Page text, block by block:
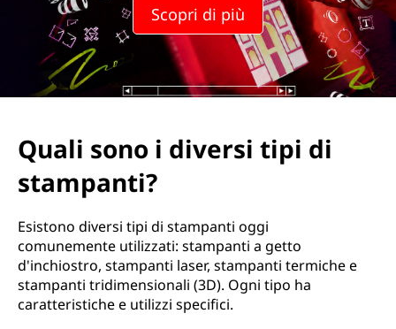
e
Scopri di più
Quali sono i diversi tipi di
stampanti?
Esistono diversi tipi di stampanti oggi
comunemente utilizzati: stampanti a getto
d'inchiostro, stampanti laser, stampanti termiche e
stampanti tridimensionali (3D). Ogni tipo ha
caratteristiche e utilizzi specifici.